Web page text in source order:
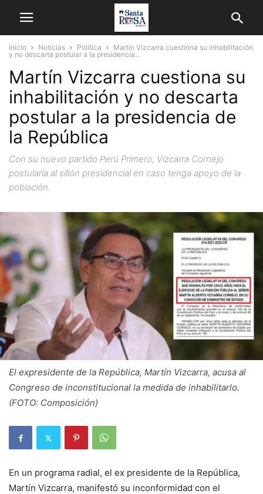
Inicio Noticias Política
Martín Vizcarra cuestiona su inhabilitación
y no descarta postular a la presidencia...
Martín Vizcarra cuestiona su
inhabilitación y no descarta
postular a la presidencia de
la República
Con su nuevo partido Perú Primero, Vizcarra Cornejo
postularía al sillón presidencial en caso tenga apoyo de la
población.
El expresidente de la República, Martín Vizcarra, acusa al
Congreso de inconstitucional la medida de inhabilitarlo.
(FOTO: Composición)
En un programa radial, el ex presidente de la República,
Martín Vizcarra, manifestó su inconformidad con el